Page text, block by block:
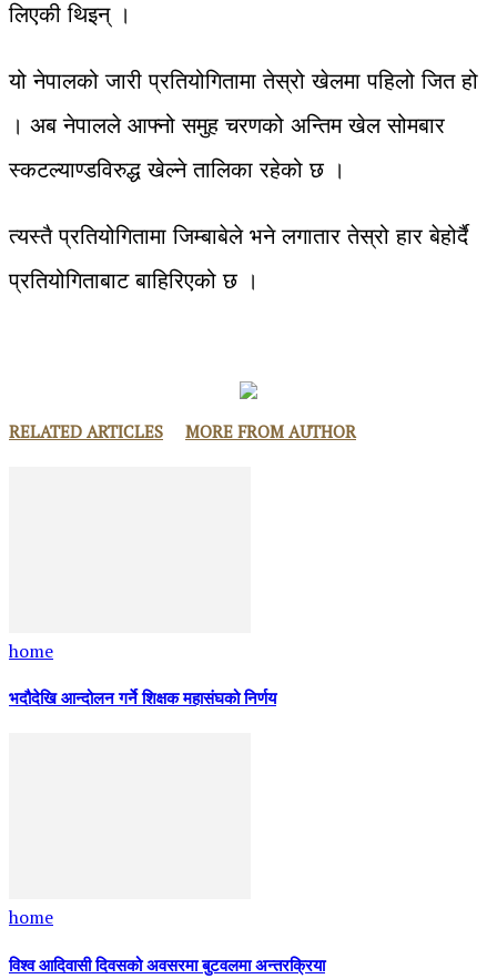
लिएकी थिइन् ।
यो नेपालको जारी प्रतियोगितामा तेस्रो खेलमा पहिलो जित हो
। अब नेपालले आफ्नो समुह चरणको अन्तिम खेल सोमबार
स्कटल्याण्डविरुद्ध खेल्ने तालिका रहेको छ ।
त्यस्तै प्रतियोगितामा जिम्बाबेले भने लगातार तेस्रो हार बेहोर्दै
प्रतियोगिताबाट बाहिरिएको छ ।
RELATED ARTICLES MORE FROM AUTHOR
home
भदौदेखि आन्दोलन गर्ने शिक्षक महासंघको निर्णय
home
विश्व आदिवासी दिवसको अवसरमा बुटवलमा अन्तरक्रिया